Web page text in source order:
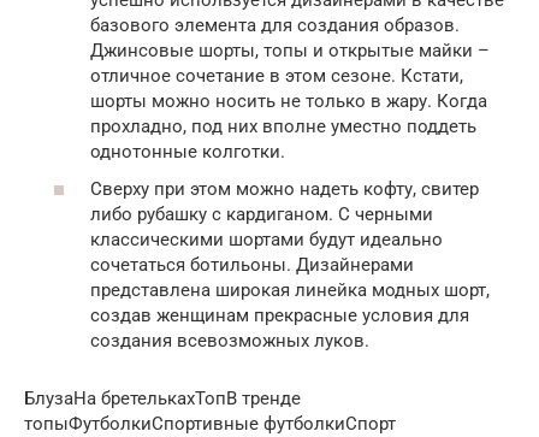
базового элемента для создания образов.
Джинсовые шорты, топы и открытые майки –
отличное сочетание в этом сезоне. Кстати,
шорты можно носить не только в жару. Когда
прохладно, под них вполне уместно поддеть
однотонные колготки.
Сверху при этом можно надеть кофту, свитер
либо рубашку с кардиганом. С черными
классическими шортами будут идеально
сочетаться ботильоны. Дизайнерами
представлена широкая линейка модных шорт,
создав женщинам прекрасные условия для
создания всевозможных луков.
БлузаНа бретелькахТопВ тренде
топыФутболкиСпортивные футболкиСпорт